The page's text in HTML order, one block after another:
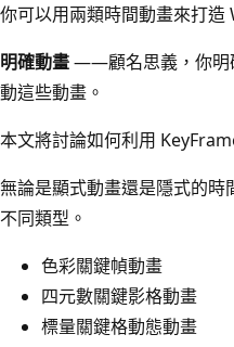
你可以用兩類時間動畫來打造
明確動畫——顧名思義，你明
動這些動畫。
本文將討論如何利用
無論是顯式動畫還是隱式的
不同類型。
色彩關鍵幀動畫
四元數關鍵影格動畫
標量關鍵格動態動畫